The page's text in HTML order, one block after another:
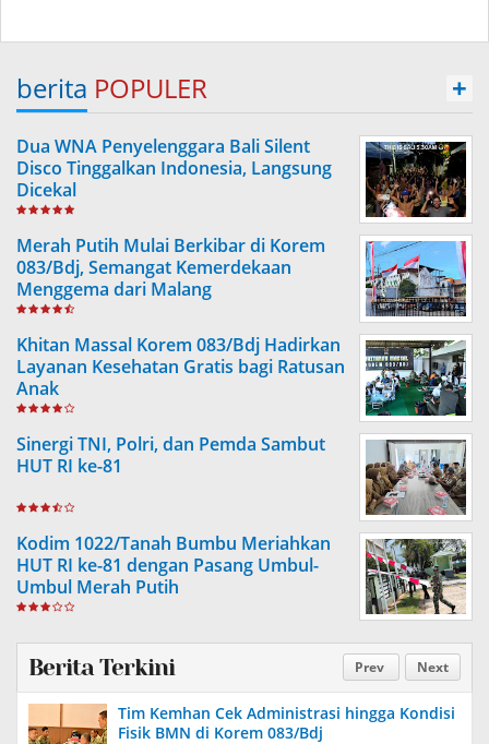
berita POPULER +
Dua WNA Penyelenggara Bali Silent
Disco Tinggalkan Indonesia, Langsung
Dicekal
Merah Putih Mulai Berkibar di Korem
083/Bdj, Semangat Kemerdekaan
Menggema dari Malang
Khitan Massal Korem 083/Bdj Hadirkan
Layanan Kesehatan Gratis bagi Ratusan
Anak
Sinergi TNI, Polri, dan Pemda Sambut
HUT RI ke-81
Kodim 1022/Tanah Bumbu Meriahkan
HUT RI ke-81 dengan Pasang Umbul-
Umbul Merah Putih
Prev Next
Berita Terkini
Tim Kemhan Cek Administrasi hingga Kondisi
Fisik BMN di Korem 083/Bdj